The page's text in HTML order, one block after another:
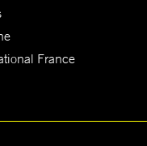
France